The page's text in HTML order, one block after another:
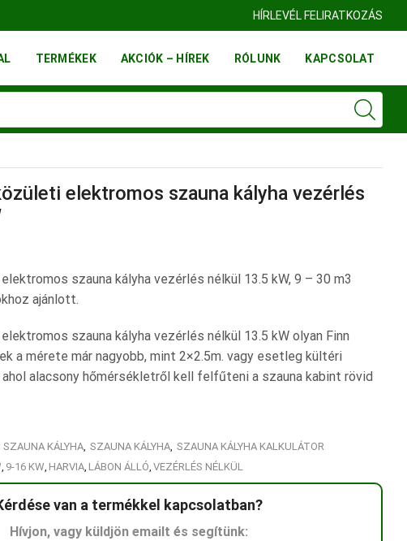
HÍRLEVÉL FELIRATKOZÁS
TERMÉKEK AKCIÓK – HÍREK RÓLUNK KAPCSOLAT
elektromos szauna kályha vezérlés
szauna kályha vezérlés nélkül 13.5 kW, 9 – 30 m3
ajánlott.
szauna kályha vezérlés nélkül 13.5 kW olyan Finn
a mérete már nagyobb, mint 2×2.5m. vagy esetleg kültéri
ahol alacsony hőmérsékletről kell felfűteni a szauna kabint rövid
SZAUNA KÁLYHA, SZAUNA KÁLYHA, SZAUNA KÁLYHA KALKULÁTOR
, 9-16 KW, HARVIA, LÁBON ÁLLÓ, VEZÉRLÉS NÉLKÜL
van a termékkel kapcsolatban?
Hívjon, vagy küldjön emailt és segítünk: